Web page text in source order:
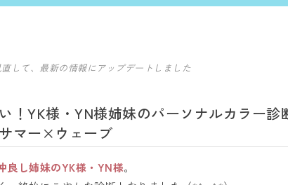
して、最新の情報にアップデートしました
！YK様・YN様姉妹のパーソナルカラー診
マー×ウェーブ
良し姉妹のYK様・YN様。